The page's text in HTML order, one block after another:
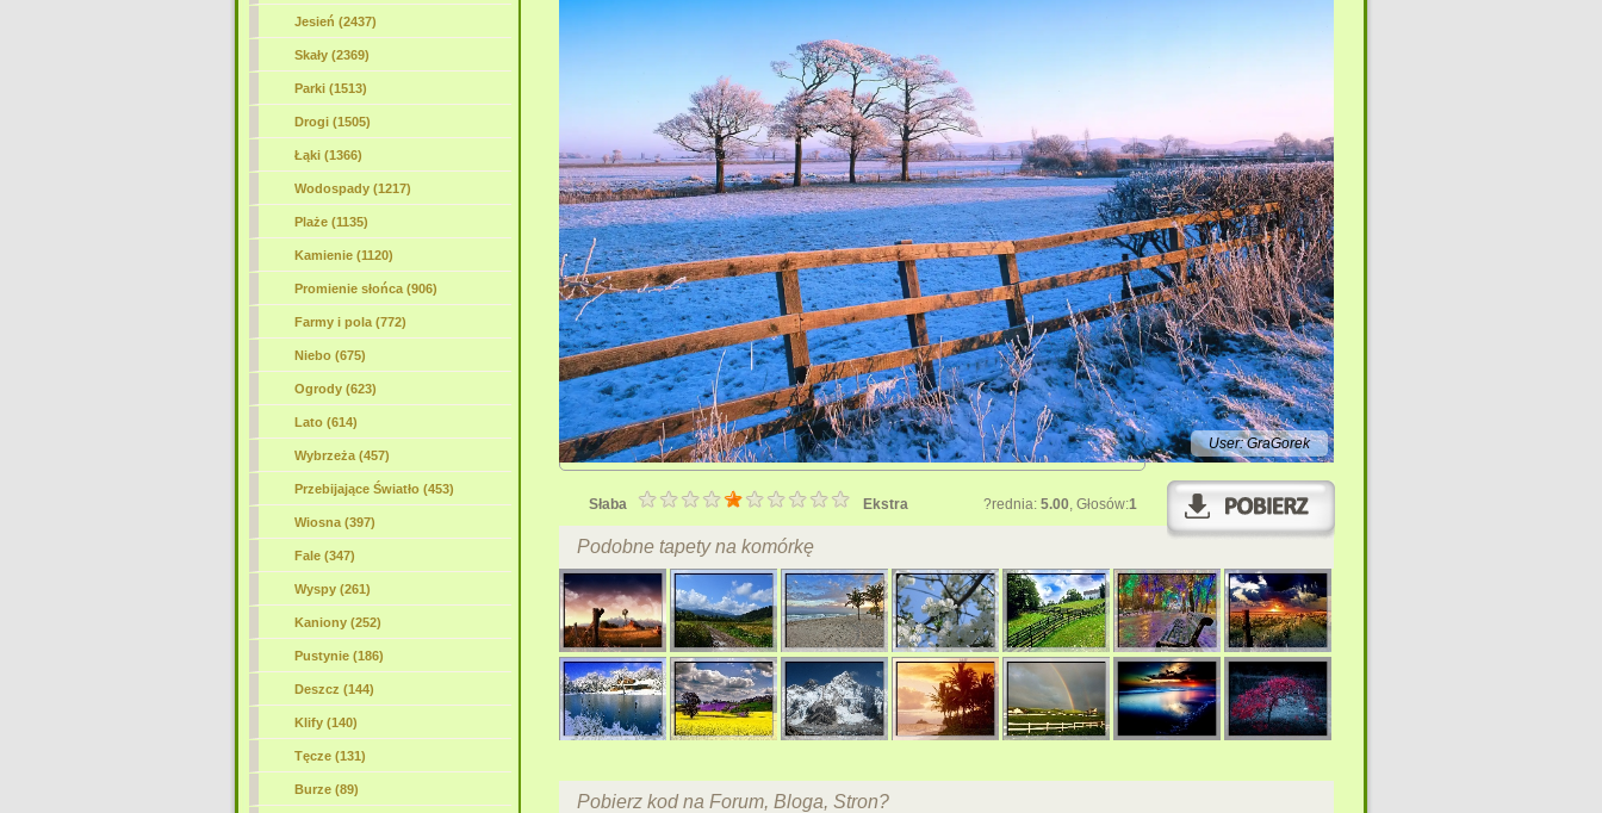
Jesień (2437)
Skały (2369)
Parki (1513)
Drogi (1505)
Łąki (1366)
Wodospady (1217)
Plaże (1135)
Kamienie (1120)
Promienie słońca (906)
Farmy i pola(772)
Niebo (675)
Ogrody (623)
Lato (614)
Wybrzeża (457)
Przebijające Światło (453)
Wiosna (397)
Fale (347)
Wyspy (261)
Kaniony (252)
Pustynie (186)
Deszcz (144)
Klify (140)
Tęcze (131)
Burze (89)
User: GraGorek
Słaba Ekstra ?rednia: 5.00, Głosów:1
Podobne tapety na komórkę
Pobierz kod na Forum, Bloga, Stron?